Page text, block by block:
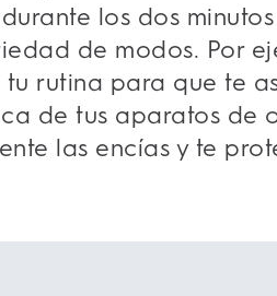
los dos
de modos. Por
tu rutina para que te
de tus aparatos de
las encías y te